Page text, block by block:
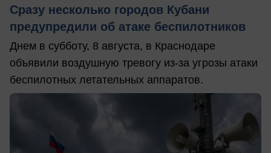
Сразу несколько городов Кубани
предупредили об атаке беспилотников
Днем в субботу, 8 августа, в Краснодаре
объявили воздушную тревогу из-за угрозы атаки
беспилотных летательных аппаратов.